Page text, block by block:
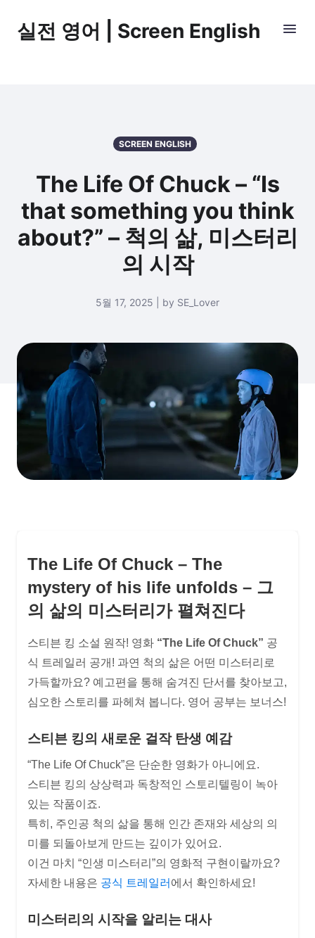
실전 영어 | Screen English
SCREEN ENGLISH
The Life Of Chuck – “Is
that something you think
about?” – 척의 삶, 미스터리
의 시작
5월 17, 2025 | by SE_Lover
The Life Of Chuck – The
mystery of his life unfolds – 그
의 삶의 미스터리가 펼쳐진다
스티븐 킹 소설 원작! 영화 “The Life Of Chuck” 공
식 트레일러 공개! 과연 척의 삶은 어떤 미스터리로
가득할까요? 예고편을 통해 숨겨진 단서를 찾아보고,
심오한 스토리를 파헤쳐 봅니다. 영어 공부는 보너스!
스티븐 킹의 새로운 걸작 탄생 예감
“The Life Of Chuck”은 단순한 영화가 아니에요.
스티븐 킹의 상상력과 독창적인 스토리텔링이 녹아
있는 작품이죠.
특히, 주인공 척의 삶을 통해 인간 존재와 세상의 의
미를 되돌아보게 만드는 깊이가 있어요.
이건 마치 “인생 미스터리”의 영화적 구현이랄까요?
자세한 내용은 공식 트레일러 에서 확인하세요!
미스터리의 시작을 알리는 대사